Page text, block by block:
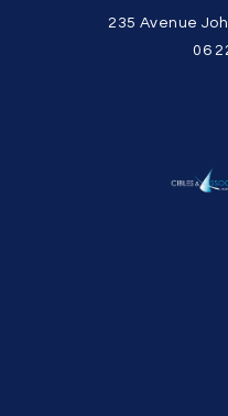
235 Avenue
06